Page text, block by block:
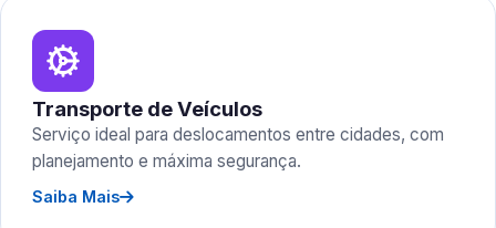
Transporte de Veículos
Serviço ideal para deslocamentos entre cidades, com
planejamento e máxima segurança.
Saiba Mais